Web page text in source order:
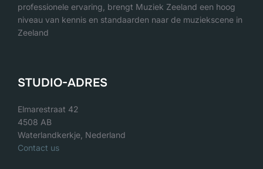
professionele ervaring, brengt Muziek Zeeland een hoog
niveau van kennis en standaarden naar de muziekscene in
Zeeland
STUDIO-ADRES
Elmarestraat 42
4508 AB
Waterlandkerkje, Nederland
Contact us